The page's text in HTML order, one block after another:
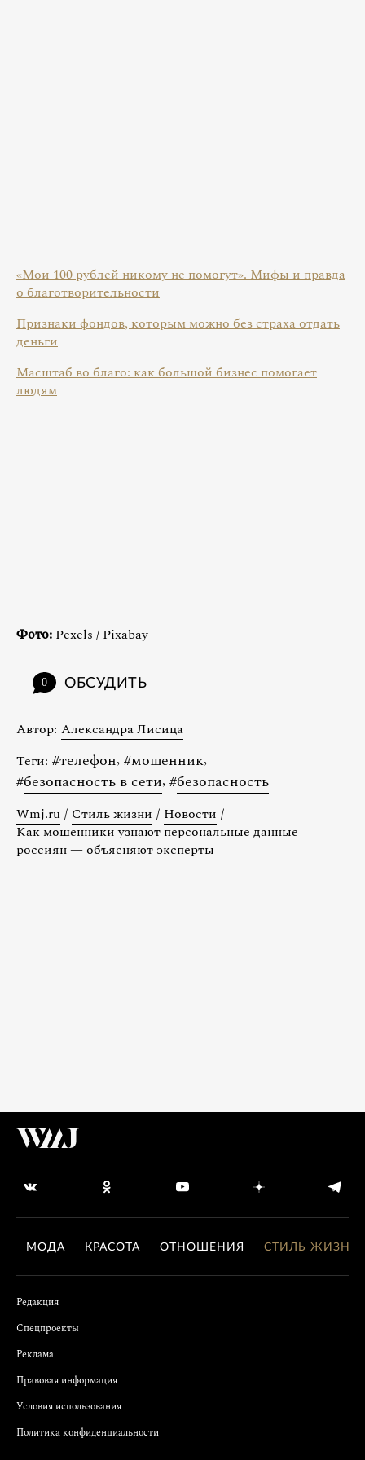
«Мои 100 рублей никому не помогут». Мифы и правда
о благотворительности
Признаки фондов, которым можно без страха отдать
деньги
Масштаб во благо: как большой бизнес помогает
людям
Фото: Pexels / Pixabay
0 ОБСУДИТЬ
Автор: Александра Лисица
Теги: #телефон, #мошенник,
#безопасность в сети, #безопасность
Wmj.ru / Стиль жизни / Новости /
Как мошенники узнают персональные данные
россиян — объясняют эксперты
МОДА КРАСОТА ОТНОШЕНИЯ СТИЛЬ ЖИЗНИ
Редакция
Спецпроекты
Реклама
Правовая информация
Условия использования
Политика конфиденциальности